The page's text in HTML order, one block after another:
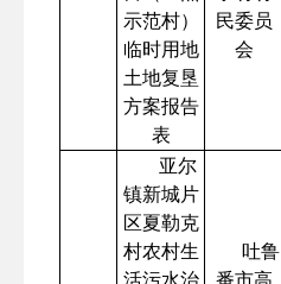
示范村）
临时用地
土地复垦
方案报告
表
民委员
会
亚尔
镇新城片
区夏勒克
村农村生
活污水治
吐鲁
番市高